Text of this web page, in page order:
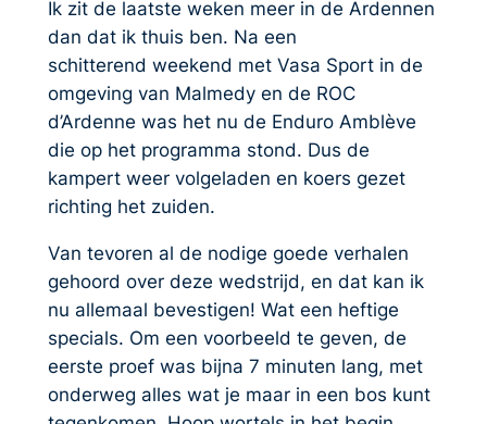
Ik zit de laatste weken meer in de Ardennen
dan dat ik thuis ben. Na een
schitterend weekend met Vasa Sport in de
omgeving van Malmedy en de ROC
d’Ardenne was het nu de Enduro Amblève
die op het programma stond. Dus de
kampert weer volgeladen en koers gezet
richting het zuiden.
Van tevoren al de nodige goede verhalen
gehoord over deze wedstrijd, en dat kan ik
nu allemaal bevestigen! Wat een heftige
specials. Om een voorbeeld te geven, de
eerste proef was bijna 7 minuten lang, met
onderweg alles wat je maar in een bos kunt